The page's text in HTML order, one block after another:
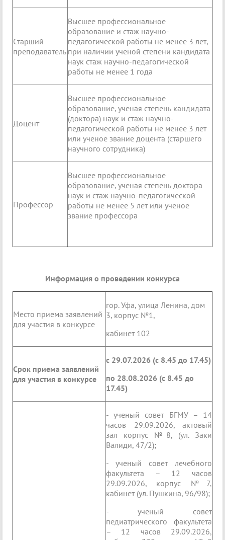
Старший
преподаватель
Высшее профессиональное
образование и стаж научно-
педагогической работы не менее 3 лет,
при наличии ученой степени кандидата
наук стаж научно-педагогической
работы не менее 1 года
Доцент
Высшее профессиональное
образование, ученая степень кандидата
(доктора) наук и стаж научно-
педагогической работы не менее 3 лет
или ученое звание доцента (старшего
научного сотрудника)
Профессор
Высшее профессиональное
образование, ученая степень доктора
наук и стаж научно-педагогической
работы не менее 5 лет или ученое
звание профессора
Информация о проведении конкурса
Место приема заявлений
для участия в конкурсе
гор. Уфа, улица Ленина, дом
3, корпус №1,
кабинет 102
Срок приема заявлений
для участия в конкурсе
с 29.07.2026 (с 8.45 до 17.45)
по 28.08.2026 (с 8.45 до
17.45)
- ученый совет БГМУ – 14
часов 29.09.2026, актовый
зал корпус №8, (ул. Заки
Валиди, 47/2);
- ученый совет лечебного
факультета – 12 часов
29.09.2026, корпус №7,
кабинет (ул. Пушкина, 96/98);
- ученый совет
педиатрического факультета
– 12 часов 29.09.2026,